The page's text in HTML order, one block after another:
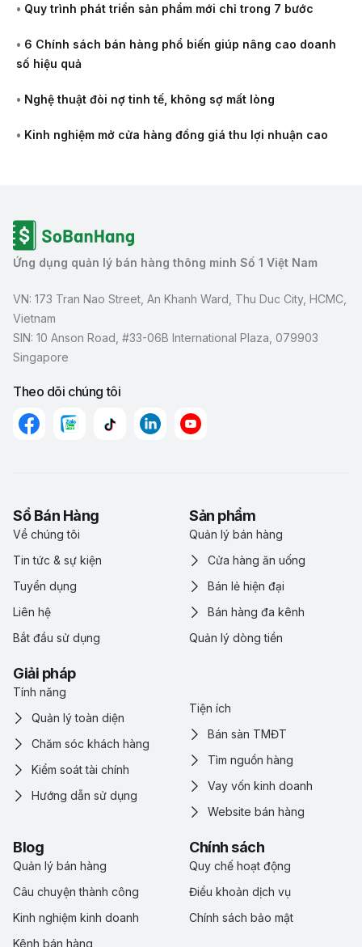
• Quy trình phát triển sản phẩm mới chỉ trong 7 bước
• 6 Chính sách bán hàng phổ biến giúp nâng cao doanh
số hiệu quả
• Nghệ thuật đòi nợ tinh tế, không sợ mất lòng
• Kinh nghiệm mở cửa hàng đồng giá thu lợi nhuận cao
Ứng dụng quản lý bán hàng thông minh Số 1 Việt Nam
VN: 173 Tran Nao Street, An Khanh Ward, Thu Duc City, HCMC,
Vietnam
SIN: 10 Anson Road, #33-06B International Plaza, 079903
Singapore
Theo dõi chúng tôi
Sổ Bán Hàng
Về chúng tôi
Tin tức & sự kiện
Tuyển dụng
Liên hệ
Bắt đầu sử dụng
Sản phẩm
Quản lý bán hàng
Cửa hàng ăn uống
Bán lẻ hiện đại
Bán hàng đa kênh
Quản lý dòng tiền
Giải pháp
Tính năng
Quản lý toàn diện
Chăm sóc khách hàng
Kiểm soát tài chính
Hướng dẫn sử dụng
Tiện ích
Bán sàn TMĐT
Tìm nguồn hàng
Vay vốn kinh doanh
Website bán hàng
Blog
Quản lý bán hàng
Câu chuyện thành công
Kinh nghiệm kinh doanh
Kênh bán hàng
Chính sách
Quy chế hoạt động
Điểu khoản dịch vụ
Chính sách bảo mật